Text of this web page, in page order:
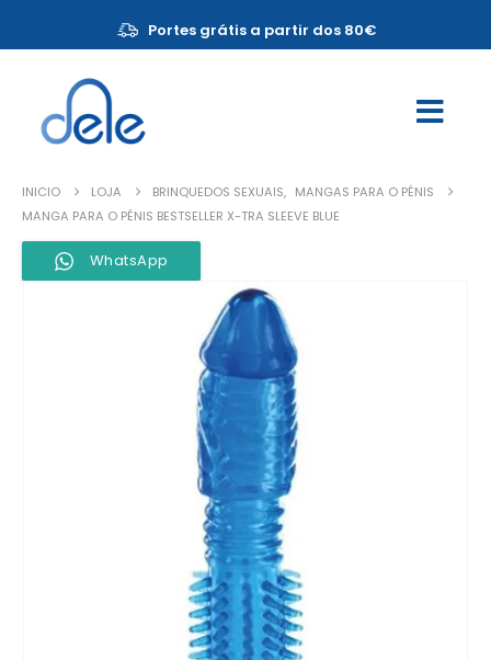
Portes grátis a partir dos 80€
INICIO LOJA BRINQUEDOS SEXUAIS, MANGAS PARA O PÉNIS
MANGA PARA O PÉNIS BESTSELLER X-TRA SLEEVE BLUE
WhatsApp